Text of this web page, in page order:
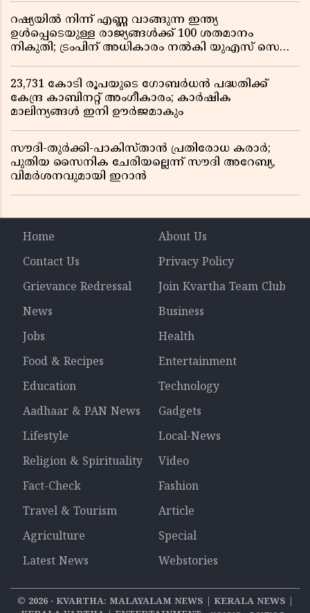
റഷ്യയിൽ നിന്ന് എണ്ണ വാങ്ങുന്ന ഇന്ത്യ
ഉൾപ്പെടെയുള്ള രാജ്യങ്ങൾക്ക് 100 ശതമാനം
നികുതി; ട്രംപിന് അധികാരം നൽകി യുഎസ് സെനറ്റ്
23,731 കോടി രൂപയുടെ ഗോബർധൻ പദ്ധതിക്ക്
കേന്ദ്ര കാബിനറ്റ് അംഗീകാരം; കാർഷിക
മാലിന്യങ്ങൾ ഇനി ഊർജമാകും
സൗദി-തുർക്കി-പാകിസ്താൻ പ്രതിരോധ കരാർ;
പുതിയ സൈനിക ചേരിയല്ലെന്ന് സൗദി അറേബ്യ,
വിമർശനവുമായി ഇറാൻ
Home
About Us
Contact Us
Privacy Policy
Grievance Redressal
Join Kvartha Team Club
News
Business
Jobs
Health
Food & Recipes
Entertainment
Education
Technology
Aadhaar & PAN News
Gadgets
Lifestyle
Local-News
Religion & Spirituality
Video
Fact-Check
Fashion
Travel & Tourism
Article
Agriculture
Special
Latest News
Webstories
© 2026‧ KVARTHA: MALAYALAM NEWS | KERALA NEWS |